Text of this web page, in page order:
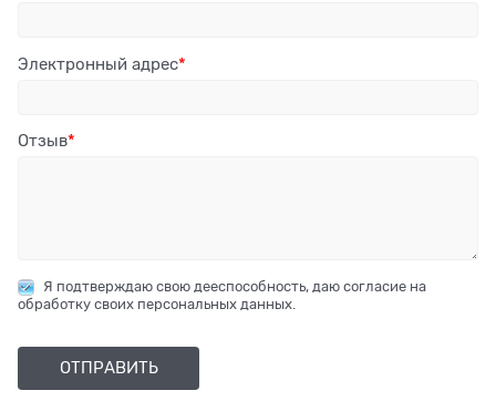
Электронный адрес
Отзыв
Я подтверждаю свою дееспособность, даю согласие на
обработку своих персональных данных.